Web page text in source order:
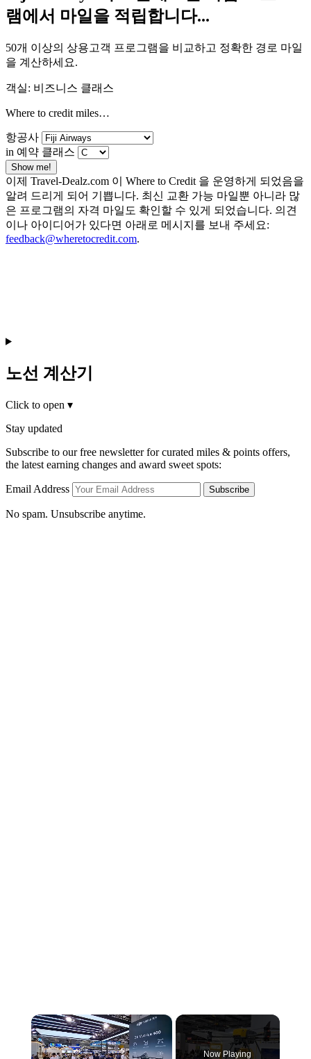
램에서 마일을 적립합니다...
50개 이상의 상용고객 프로그램을 비교하고 정확한 경로 마일
을 계산하세요.
객실: 비즈니스 클래스
Where to credit miles…
항공사
in 예약 클래스
Show me!
이제 Travel-Dealz.com 이 Where to Credit 을 운영하게 되었음을
알려 드리게 되어 기쁩니다. 최신 교환 가능 마일뿐 아니라 많
은 프로그램의 자격 마일도 확인할 수 있게 되었습니다. 의견
이나 아이디어가 있다면 아래로 메시지를 보내 주세요:
feedback@wheretocredit.com.
노선 계산기
Click to open ▾
Stay updated
Subscribe to our free newsletter for curated miles & points offers,
the latest earning changes and award sweet spots:
Email Address Subscribe
No spam. Unsubscribe anytime.
×
Now Playing